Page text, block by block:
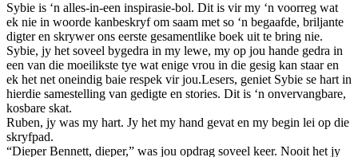
options
may
be
chosen
on
the
product
Sybie is ‘n alles-in-een inspirasie-bol. Dit is vir my ‘n voorreg wat
ek nie in woorde kanbeskryf om saam met so ‘n begaafde, briljante
digter en skrywer ons eerste gesamentlike boek uit te bring nie.
Sybie, jy het soveel bygedra in my lewe, my op jou hande gedra in
een van die moeilikste tye wat enige vrou in die gesig kan staar en
ek het net oneindig baie respek vir jou.Lesers, geniet Sybie se hart in
hierdie samestelling van gedigte en stories. Dit is ‘n onvervangbare,
kosbare skat.
Ruben, jy was my hart. Jy het my hand gevat en my begin lei op die
skryfpad.
“Dieper Bennett, dieper,” was jou opdrag soveel keer. Nooit het jy